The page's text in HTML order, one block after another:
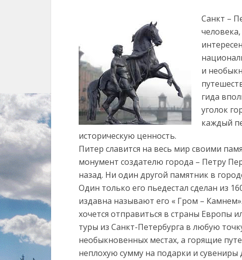
Санкт –
и
гида
уголок
каждый
историческую ценность.
Питер славится на весь мир своими
монумент создателю города – Петру
назад. Ни один другой памятник в
Один только его пьедестал сделан из
издавна называют его « Гром –
хочется отправиться в страны Европы
туры из Санкт-Петербурга в любую
необыкновенных местах, а горящие
неплохую сумму на подарки и сувениры